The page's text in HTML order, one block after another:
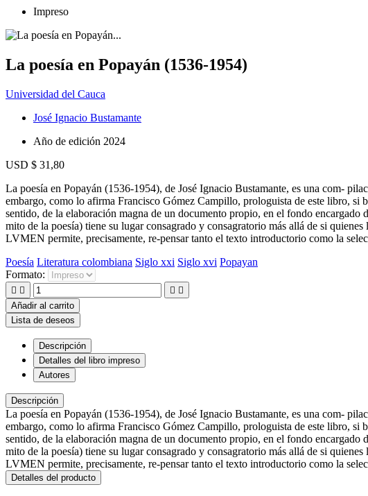
Impreso
La poesía en Popayán (1536-1954)
Universidad del Cauca
José Ignacio Bustamante
Año de edición 2024
USD $ 31,80
La poesía en Popayán (1536-1954), de José Ignacio Bustamante, es una com-
embargo, como lo afirma Francisco Gómez Campillo, prologuista de este libro, si
sentido, de la elaboración magna de un documento propio, en el fondo
mito de la poesía) tiene su lugar consagrado y consagratorio más allá de si
LVMEN permite, precisamente, re-pensar tanto el texto introductorio como la
Poesía Literatura colombiana Siglo xxi Siglo xvi Popayan
Formato:
   
Añadir al carrito
Lista de deseos
Descripción
Detalles del libro impreso
Autores
Descripción
La poesía en Popayán (1536-1954), de José Ignacio Bustamante, es una com-
embargo, como lo afirma Francisco Gómez Campillo, prologuista de este libro, si
sentido, de la elaboración magna de un documento propio, en el fondo
mito de la poesía) tiene su lugar consagrado y consagratorio más allá de si
LVMEN permite, precisamente, re-pensar tanto el texto introductorio como la
Detalles del producto